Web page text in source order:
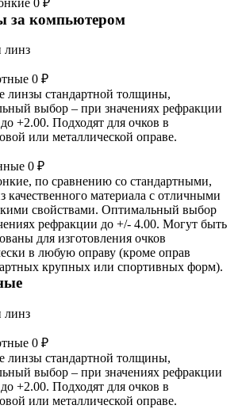
за компьютером
линз
0 ₽
линзы стандартной толщины,
выбор – при значениях рефракции
+2.00. Подходят для очков в
или металлической оправе.
0 ₽
по сравнению со стандартными,
качественного материала с отличными
свойствами. Оптимальный выбор
рефракции до +/- 4.00. Могут быть
для изготовления очков
в любую оправу (кроме оправ
крупных или спортивных форм).
линз
0 ₽
линзы стандартной толщины,
выбор – при значениях рефракции
+2.00. Подходят для очков в
или металлической оправе.